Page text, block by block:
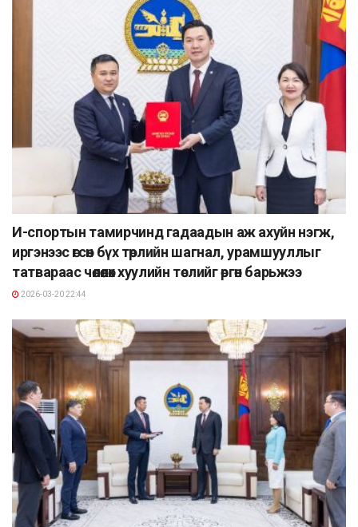
И-спортын тамирчинд гадаадын аж ахуйн нэгж,
иргэнээс өгсөн бүх төрлийн шагнал, урамшууллыг
татвараас чөлөөлөх хуулийн төслийг өргөн барьжээ
2026-03-20 22:44